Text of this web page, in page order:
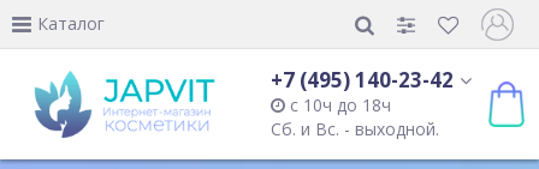
Каталог
+7 (495) 140-23-42
с 10ч до 18ч
Сб. и Вс. - выходной.